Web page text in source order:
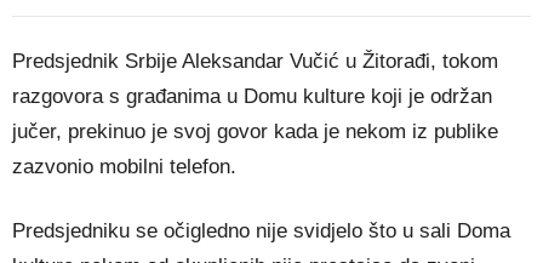
Predsjednik Srbije Aleksandar Vučić u Žitorađi, tokom
razgovora s građanima u Domu kulture koji je održan
jučer, prekinuo je svoj govor kada je nekom iz publike
zazvonio mobilni telefon.
Predsjedniku se očigledno nije svidjelo što u sali Doma